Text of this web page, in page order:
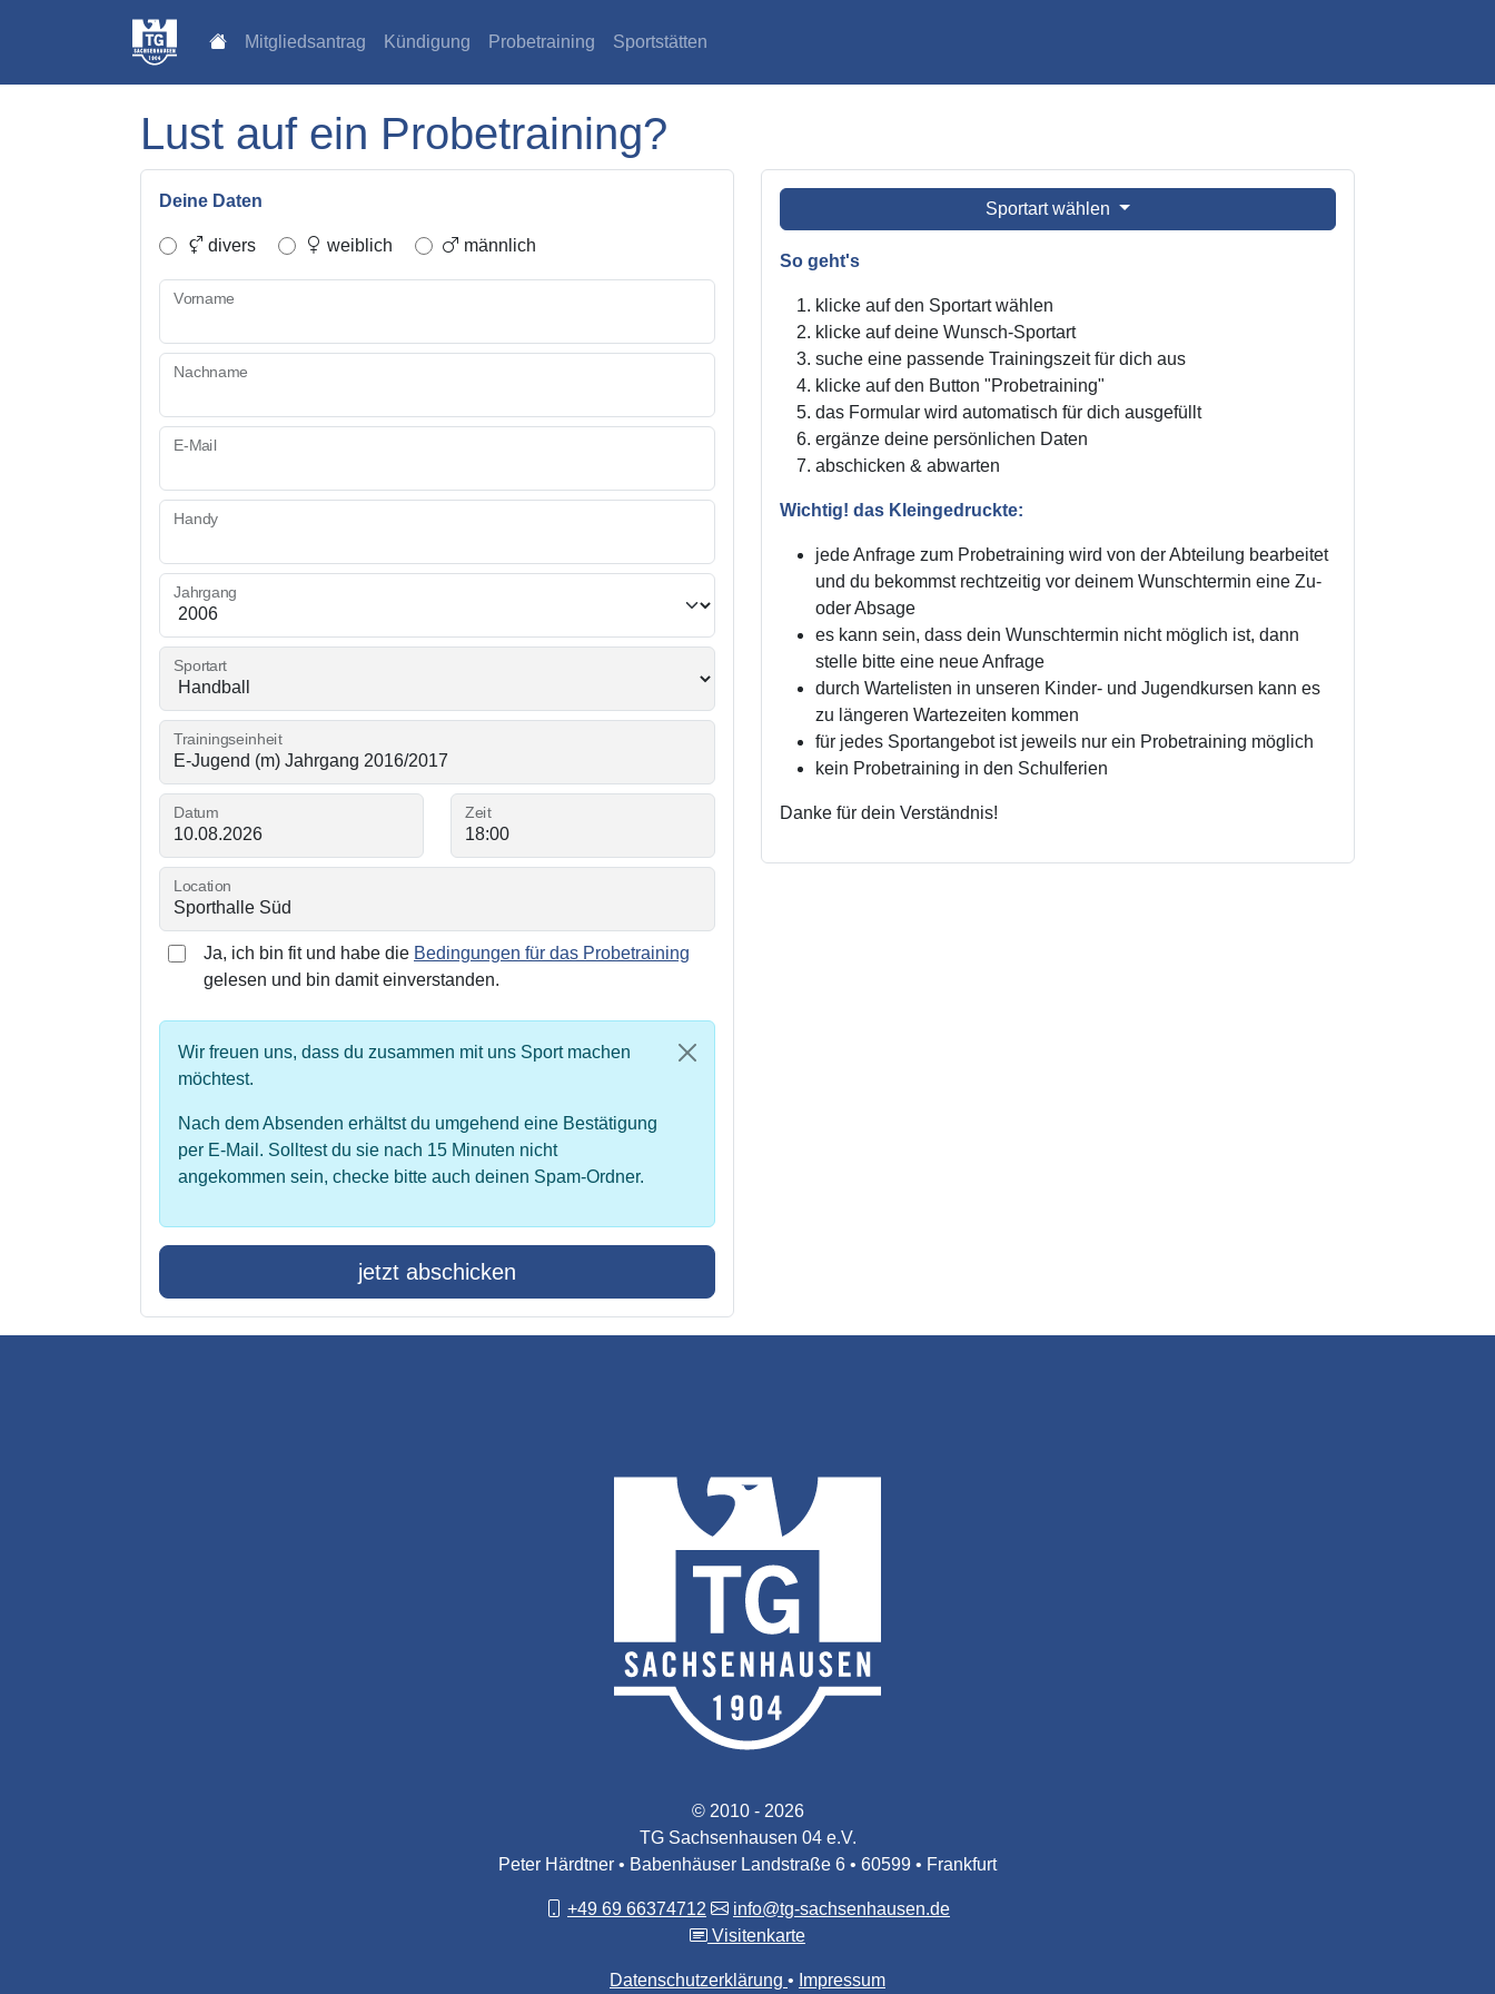
Mitgliedsantrag Kündigung Probetraining Sportstätten
Lust auf ein Probetraining?
Deine Daten
divers weiblich männlich
Vorname
Nachname
E-Mail
Handy
Jahrgang
Sportart
Trainingseinheit
Datum Zeit
Location
Ja, ich bin fit und habe die Bedingungen für das Probetraining
gelesen und bin damit einverstanden.
Wir freuen uns, dass du zusammen mit uns Sport machen
möchtest.
Nach dem Absenden erhältst du umgehend eine Bestätigung
per E-Mail. Solltest du sie nach 15 Minuten nicht
angekommen sein, checke bitte auch deinen Spam-Ordner.
jetzt abschicken
Sportart wählen
So geht's
klicke auf den Sportart wählen
klicke auf deine Wunsch-Sportart
suche eine passende Trainingszeit für dich aus
klicke auf den Button "Probetraining"
das Formular wird automatisch für dich ausgefüllt
ergänze deine persönlichen Daten
abschicken & abwarten
Wichtig! das Kleingedruckte:
jede Anfrage zum Probetraining wird von der Abteilung bearbeitet
und du bekommst rechtzeitig vor deinem Wunschtermin eine Zu-
oder Absage
es kann sein, dass dein Wunschtermin nicht möglich ist, dann
stelle bitte eine neue Anfrage
durch Wartelisten in unseren Kinder- und Jugendkursen kann es
zu längeren Wartezeiten kommen
für jedes Sportangebot ist jeweils nur ein Probetraining möglich
kein Probetraining in den Schulferien
Danke für dein Verständnis!
© 2010 - 2026
TG Sachsenhausen 04 e.V.
Peter Härdtner • Babenhäuser Landstraße 6 • 60599 • Frankfurt
+49 69 66374712
info@tg-sachsenhausen.de
Visitenkarte
Datenschutzerklärung Impressum